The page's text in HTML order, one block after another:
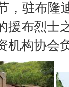
，驻布隆
援布烈士
机构协会